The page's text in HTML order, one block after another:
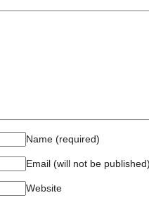
Name (required)
Email (will not be published)
Website